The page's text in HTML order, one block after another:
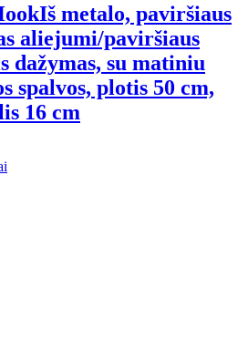
Iš metalo, paviršiaus
aliejumi/paviršiaus
dažymas, su matiniu
spalvos, plotis 50 cm,
16 cm